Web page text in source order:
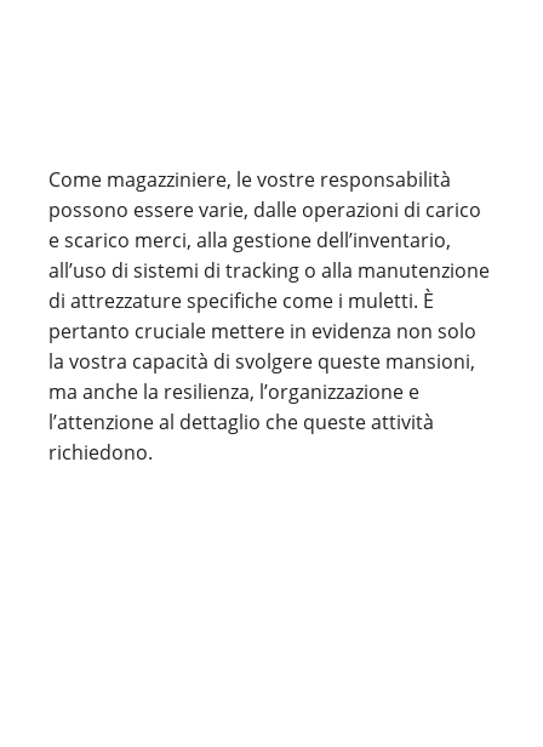
Come magazziniere, le vostre responsabilità
possono essere varie, dalle operazioni di carico
e scarico merci, alla gestione dell’inventario,
all’uso di sistemi di tracking o alla manutenzione
di attrezzature specifiche come i muletti. È
pertanto cruciale mettere in evidenza non solo
la vostra capacità di svolgere queste mansioni,
ma anche la resilienza, l’organizzazione e
l’attenzione al dettaglio che queste attività
richiedono.